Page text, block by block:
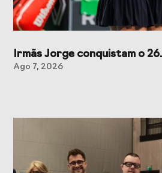
Irmãs Jorge conquistam o
Ago 7, 2026